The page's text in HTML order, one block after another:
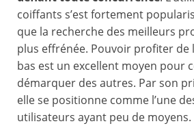
coiffants s’est fortement
que la recherche des meilleurs
plus effrénée. Pouvoir profiter de
bas est un excellent moyen pour
démarquer des autres. Par son
elle se positionne comme l’une
utilisateurs ayant peu de moyens.